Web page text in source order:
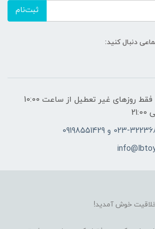
ثبت‌نام
دنبال کنید:
ساعات پاسخگویی: فقط روزهای غیر تعطیل از ساعت 10:00
و 09198551429
خوش آمدید!